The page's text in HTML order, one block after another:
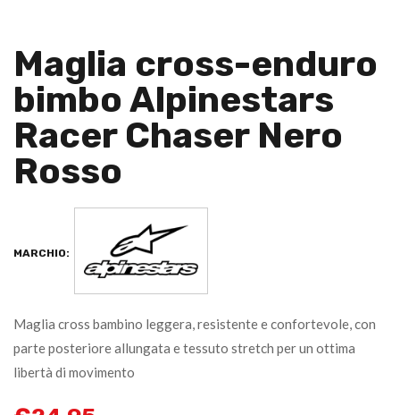
Maglia cross-enduro
bimbo Alpinestars
Racer Chaser Nero
Rosso
MARCHIO:
Maglia cross bambino leggera, resistente e confortevole, con
parte posteriore allungata e tessuto stretch per un ottima
libertà di movimento